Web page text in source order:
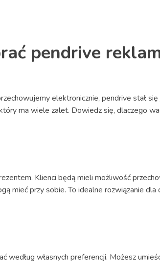
pendrive
elektronicznie, pendrive stał
ma wiele zalet. Dowiedz się, dlaczego
Klienci będą mieli możliwość
mieć przy sobie. To idealne rozwiązanie
według własnych preferencji. Możesz